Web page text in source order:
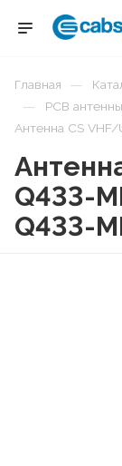
Главная —
— PCB антенны
Антенна CS
Q433-
Q433-